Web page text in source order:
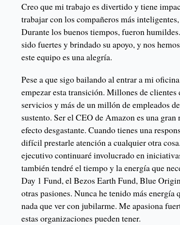
Creo que mi trabajo es divertido y tiene
trabajar con los compañeros más
Durante los buenos tiempos, fueron
sido fuertes y brindado su apoyo, y nos
este equipo es una alegría.
Pese a que sigo bailando al entrar a mi
empezar esta transición. Millones de clientes
servicios y más de un millón de empleados
sustento. Ser el CEO de Amazon es una
efecto desgastante. Cuando tienes una
difícil prestarle atención a cualquier otra
ejecutivo continuaré involucrado en
también tendré el tiempo y la energía que
Day 1 Fund, el Bezos Earth Fund, Blue
otras pasiones. Nunca he tenido más energía
nada que ver con jubilarme. Me apasiona
estas organizaciones pueden tener.